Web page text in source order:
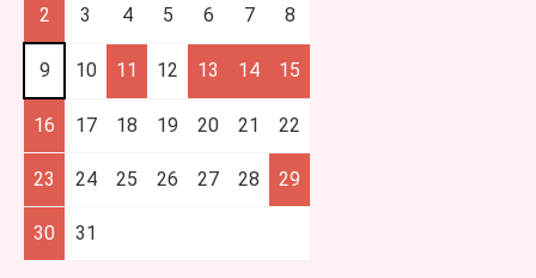
2 3 4 5 6 7 8
9 10 11 12 13 14 15
16 17 18 19 20 21 22
23 24 25 26 27 28 29
30 31